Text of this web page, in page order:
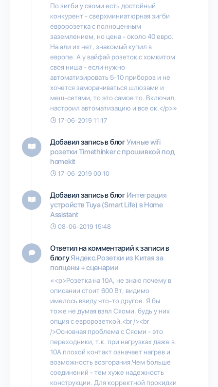
По зигби у сяоми есть достойный
конкурент - сверхминиатюрная зигби
евророзетка с полноценным
заземлением, но цена - около 40 евро.
На али их нет, знакомый купил в
европе. А у вайфай розеток с хомкитом
своя ниша - если нужно
автоматизировать 5-10 приборов и не
хочется заморачиваться шлюзами и
меш-сетями, то это самое то. Включил,
настроил автоматизацию и все ок.</p>»
17-06-2019 11:17
Добавил запись в блогУмные wifi
розетки Timethinker c прошивкой под
homekit
17-06-2019 00:10
Добавил запись в блогИнтеграция
устройств Tuya (Smart Life) в Home
Assistant
08-06-2019 15:48
Ответил на комментарий к записи в
блогуЯндекс.Розетки из Китая за
полцены + сценарии
«<p>Розетка на 10А, не знаю почему в
описании стоит 600 Вт, видимо
имелось ввиду что-то другое. Я бы
тоже не думая взял Сяоми, будь у них
опция с евророзеткой.<br /><br
/>Основная проблема с Сяоми - это
переходники, т.к. при нагрузках даже в
10А плохой контакт означает нагрев и
возможность возгорания.Чем больше
соединений - тем хуже надежность
конструкции. Для корректной прокидки